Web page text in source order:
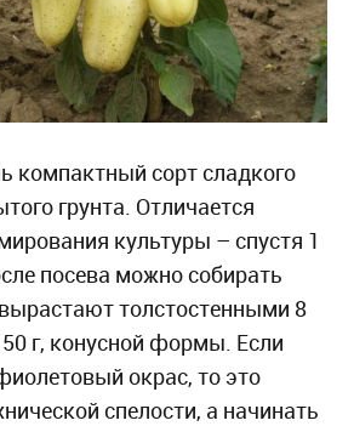
компактный сорт сладкого
грунта. Отличается
культуры – спустя 1
посева можно собирать
толстостенными 8
г, конусной формы. Если
окрас, то это
спелости, а начинать